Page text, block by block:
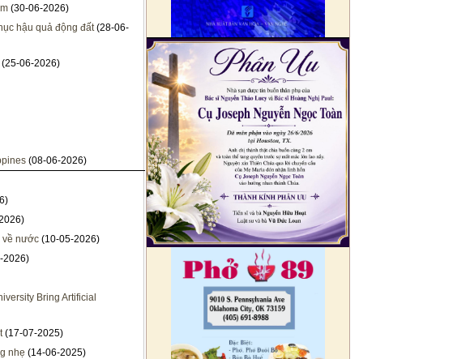
(30-06-2026)
hậu quả động đất(28-06-
(25-06-2026)
(08-06-2026)
về nước (10-05-2026)
2026)
Bring Artificial
(17-07-2025)
nhẹ (14-06-2025)